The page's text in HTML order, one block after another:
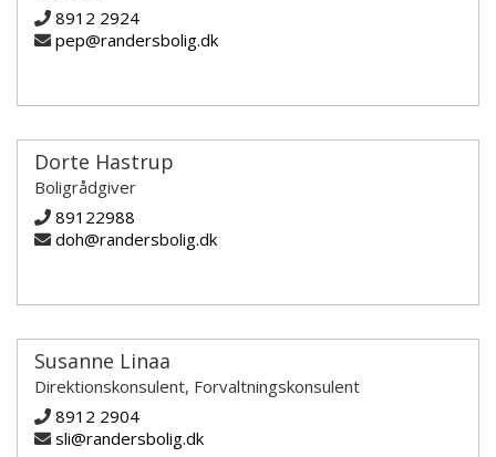
8912 2924
pep@randersbolig.dk
Dorte Hastrup
Boligrådgiver
89122988
doh@randersbolig.dk
Susanne Linaa
Direktionskonsulent, Forvaltningskonsulent
8912 2904
sli@randersbolig.dk